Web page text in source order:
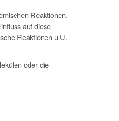
Reaktionen.
auf diese
Reaktionen u.U.
oder die